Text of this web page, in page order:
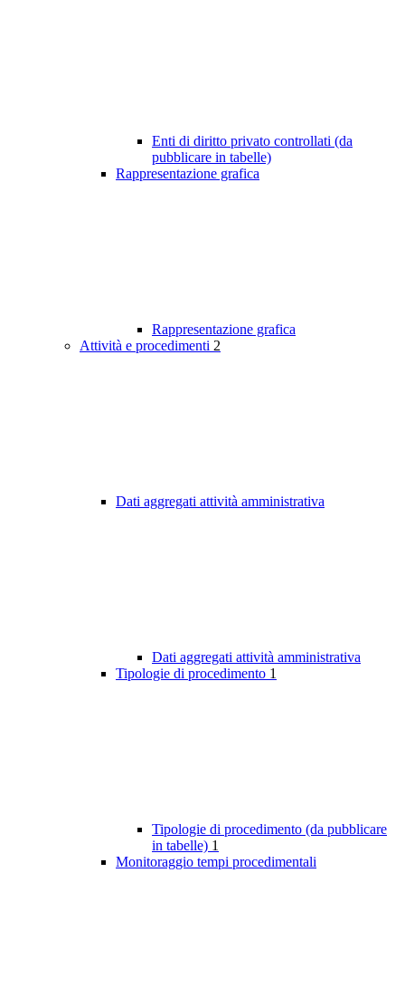
Enti di diritto privato controllati (da
pubblicare in tabelle)
Rappresentazione grafica
Rappresentazione grafica
Attività e procedimenti 2
Dati aggregati attività amministrativa
Dati aggregati attività amministrativa
Tipologie di procedimento 1
Tipologie di procedimento (da pubblicare
in tabelle) 1
Monitoraggio tempi procedimentali